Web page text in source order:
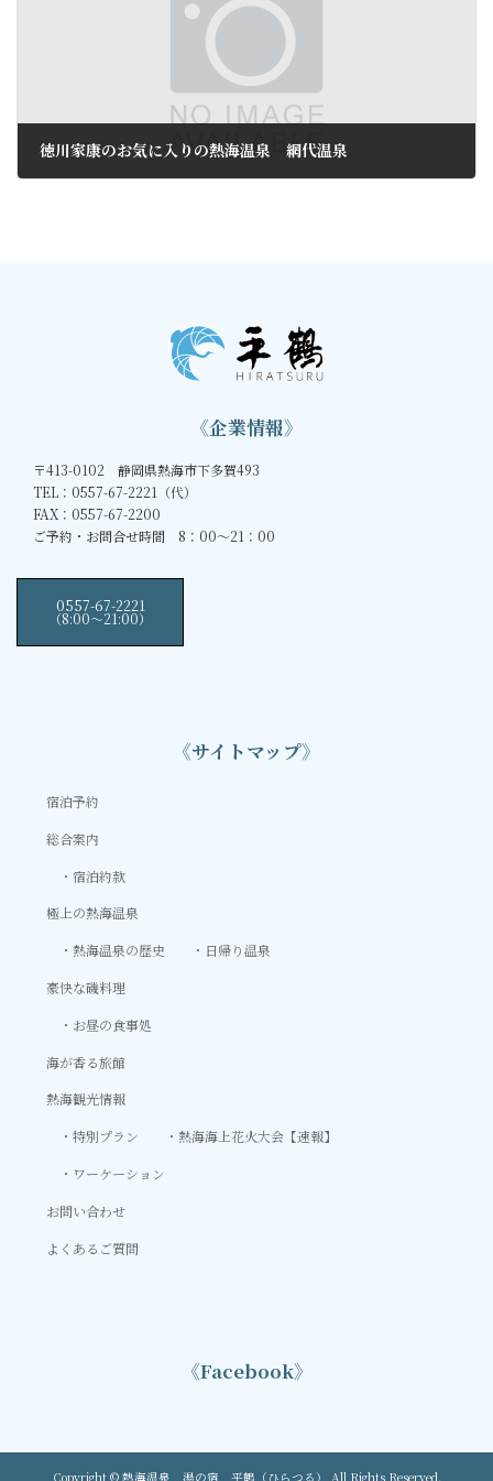
徳川家康のお気に入りの熱海温泉 網代温泉
《企業情報》
〒413-0102 静岡県熱海市下多賀493
TEL：0557-67-2221（代）
FAX：0557-67-2200
ご予約・お問合せ時間 8：00～21：00
0557-67-2221
（8:00〜21:00）
《サイトマップ》
宿泊予約
総合案内
宿泊約款
極上の熱海温泉
熱海温泉の歴史
日帰り温泉
豪快な磯料理
お昼の食事処
海が香る旅館
熱海観光情報
特別プラン
熱海海上花火大会【速報】
ワーケーション
お問い合わせ
よくあるご質問
《Facebook》
Copyright © 熱海温泉 湯の宿 平鶴（ひらつる） All Rights Reserved.